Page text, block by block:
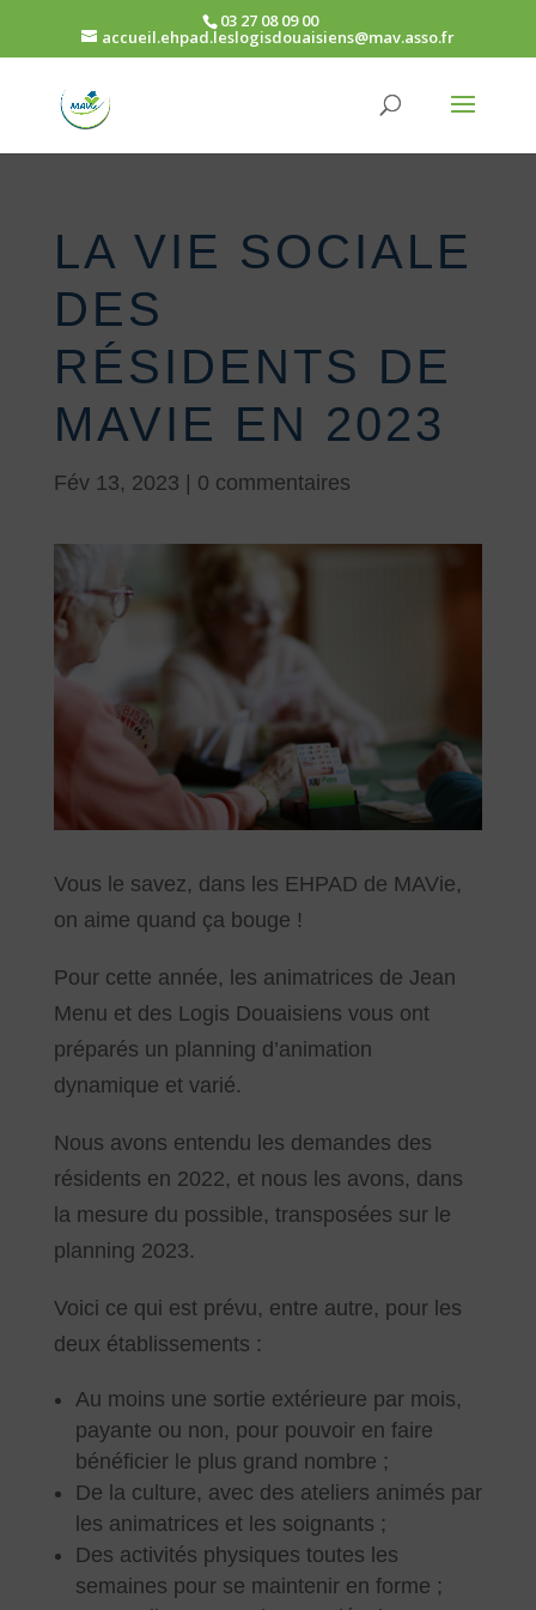
03 27 08 09 00
accueil.ehpad.leslogisdouaisiens@mav.asso.fr
LA VIE SOCIALE
DES
RÉSIDENTS DE
MAVIE EN 2023
Fév 13, 2023 0 commentaires
Vous le savez, dans les EHPAD de MAVie,
on aime quand ça bouge !
Pour cette année, les animatrices de Jean
Menu et des Logis Douaisiens vous ont
préparés un planning d’animation
dynamique et varié.
Nous avons entendu les demandes des
résidents en 2022, et nous les avons, dans
la mesure du possible, transposées sur le
planning 2023.
Voici ce qui est prévu, entre autre, pour les
deux établissements :
Au moins une sortie extérieure par mois,
payante ou non, pour pouvoir en faire
bénéficier le plus grand nombre ;
De la culture, avec des ateliers animés par
les animatrices et les soignants ;
Des activités physiques toutes les
semaines pour se maintenir en forme ;